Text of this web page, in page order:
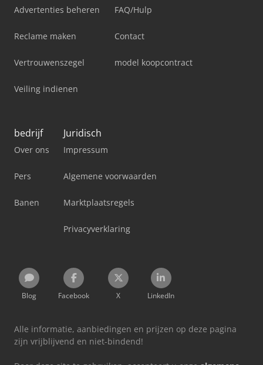
Advertenties beheren
Reclame maken
Vertrouwenszegel
Veiling indienen
FAQ/Hulp
Contact
model koopcontract
bedrijf
Over ons
Pers
Banen
Juridisch
Impressum
Algemene voorwaarden
Marktplaatsregels
Privacyverklaring
Blog Facebook X LinkedIn
Alle informatie, aanbiedingen en prijzen op deze pagina
zijn vrijblijvend en niet-bindend!